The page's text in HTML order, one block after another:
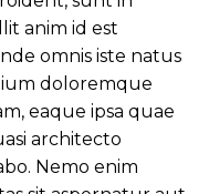
anim id est
omnis iste natus
doloremque
eaque ipsa quae
architecto
Nemo enim